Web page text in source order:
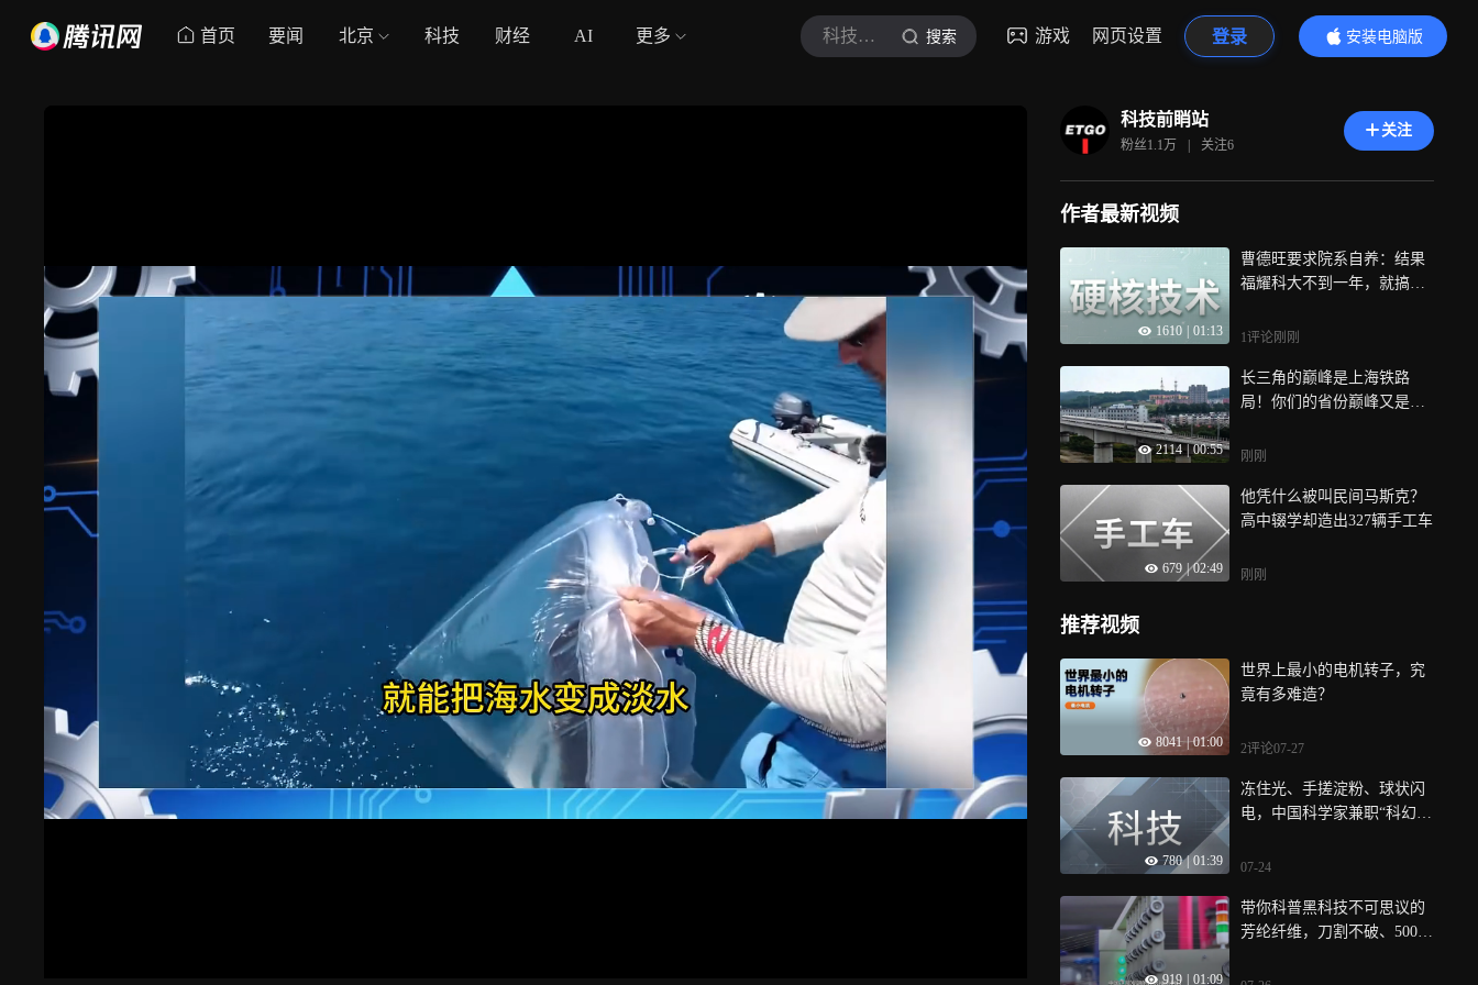
首页 要闻 北京 科技 财经 AI 更多 科技前睄站 搜索 游戏 网页设置 登录
安装电脑版
内容更精彩
科技前睄站
粉丝1.1万 | 关注6
关注
作者最新视频
1610 01:13
曹德旺要求院系自养：结果
福耀科大不到一年，就搞出
1评论刚刚
2114 00:55
长三角的巅峰是上海铁路
局！你们的省份巅峰又是什
刚刚
679 | 02:49
他凭什么被叫民间马斯克？
高中辍学却造出327辆手工车
刚刚
推荐视频
8041 | 01:00
世界上最小的电机转子，究
竟有多难造？
2评论07-27
780 | 01:39
冻住光、手搓淀粉、球状闪
电，中国科学家兼职“科幻片
07-24
919 01:09
带你科普黑科技不可思议的
芳纶纤维，刀割不破、500℃